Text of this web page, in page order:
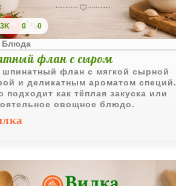
0 0
Блюда
флан с сыром
шпинатный флан с мягкой сырной
и деликатным ароматом специй.
подходит как тёплая закуска или
овощное блюдо.